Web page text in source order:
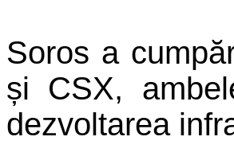
Soros a
și CSX,
dezvoltarea